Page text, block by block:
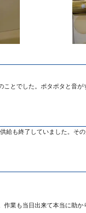
ことでした。ポタポタと音
給も終了していました。そ
業も当日出来て本当に助か